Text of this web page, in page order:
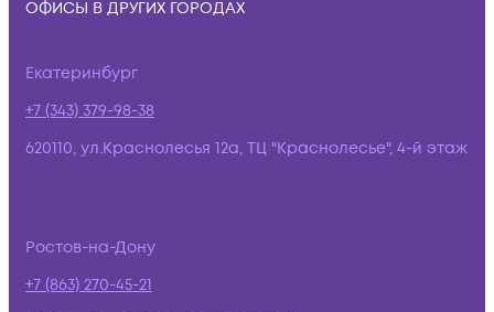
ОФИСЫ В ДРУГИХ ГОРОДАХ
Екатеринбург
+7 (343) 379-98-38
620110, ул.Краснолесья 12а, ТЦ "Краснолесье", 4-й этаж
Ростов-на-Дону
+7 (863) 270-45-21